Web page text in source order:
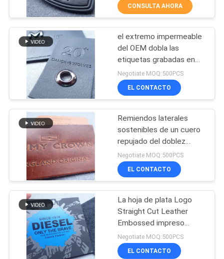
PIDA
UNA
CITA
MAPA
DEL
SITIO
PRIVACY
POLICY
Etiquetas de la
transferencia de
calor del silicón
etiqueta de
transferencia de
calor tpu
33
Remiendos de
encargo de la ropa
CONSULTA AHORA
el extremo impermeable
del OEM dobla las
etiquetas grabadas en
relieve de cuero
Negotiate MOQ:500PCS
EL CONTACTO
Remiendos laterales
sostenibles de un cuero
repujado del doblez
OEKO
Negotiate MOQ:500PCS
EL CONTACTO
La hoja de plata Logo
Straight Cut Leather
Embossed impreso
remienda
Negotiate MOQ:500PCS
EL CONTACTO